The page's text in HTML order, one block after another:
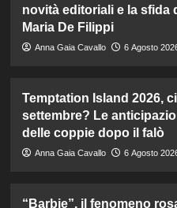
novità editoriali e la sfida
Maria De Filippi
Anna Gaia Cavallo 6 Agosto
Temptation Island 2026,
settembre? Le
delle coppie dopo il falò
Anna Gaia Cavallo 6 Agosto
“Barbie”, il fenomeno